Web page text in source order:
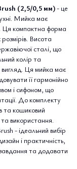
(2,5/0,5 мм)- це
Мийка має
Ця компактна форма
Висота
сталі, що
колір та
Ця мийка має
її гармонійно
і сифоном, що
До комплекту
та кошиковий
використання.
- ідеальний вибір
і практичність,
та додавати